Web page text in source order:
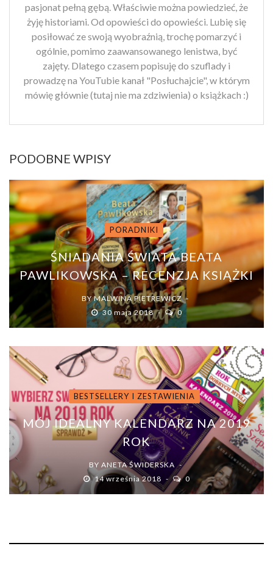
pasjonat pełną gębą. Właściwie można powiedzieć, że
żyję historiami. Od opowieści do opowieści. Lubię się
posiłować ze swoją wyobraźnią, trochę pomarzyć i
ogólnie, pomimo zaawansowanego lenistwa, być
zajęty. Dlatego czasem popisuję do szuflady i
prowadzę na YouTubie kanał "Posłuchajcie", w którym
mówię głównie (tutaj nie ma zdziwienia) o książkach :)
PODOBNE WPISY
PORADNIKI
ŚNIADANIA ŚWIATA BEATA
PAWLIKOWSKA – RECENZJA KSIĄŻKI
BYMALWINA PIETREWICZ
30 maja 2018
0
BESTSELLERY I ZESTAWIENIA
MÓJ IDEALNY KALENDARZ NA 2019
ROK
BY ANETA ŚWIDERSKA
14 września 2018
0